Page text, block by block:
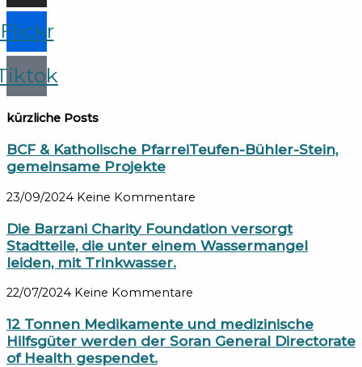
Flickr
kürzliche Posts
BCF & Katholische PfarreiTeufen-Bühler-Stein,
gemeinsame Projekte
23/09/2024 Keine Kommentare
Die Barzani Charity Foundation versorgt
Stadtteile, die unter einem Wassermangel
leiden, mit Trinkwasser.
22/07/2024 Keine Kommentare
12 Tonnen Medikamente und medizinische
Hilfsgüter werden der Soran General Directorate
of Health gespendet.